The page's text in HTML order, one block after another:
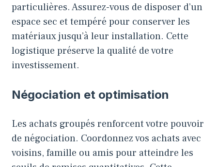
particulières. Assurez-vous de disposer d’un
espace sec et tempéré pour conserver les
matériaux jusqu’à leur installation. Cette
logistique préserve la qualité de votre
investissement.
Négociation et optimisation
Les achats groupés renforcent votre pouvoir
de négociation. Coordonnez vos achats avec
voisins, famille ou amis pour atteindre les